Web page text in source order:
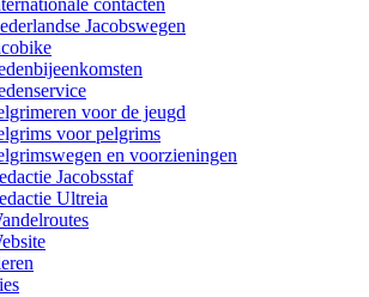
contacten
Jacobswegen
voor de jeugd
voor pelgrims
en voorzieningen
Jacobsstaf
Ultreia